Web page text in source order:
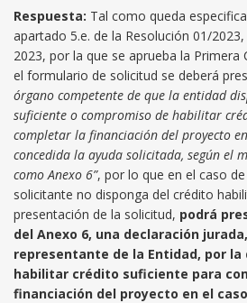
Respuesta: Tal como queda
apartado 5.e. de la Resolución 01/
2023, por la que se aprueba la
el formulario de solicitud se deberá
órgano competente de que la entidad
suficiente o compromiso de habilitar
completar la financiación del proyecto
concedida la ayuda solicitada, según el
como Anexo 6”, por lo que en el caso
solicitante no disponga del crédito
presentación de la solicitud, podrá
del Anexo 6, una declaración
representante de la Entidad, por
habilitar crédito suficiente para
financiación del proyecto en el